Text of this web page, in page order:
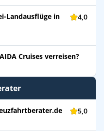
Landausflüge in
4,0
Cruises verreisen?
5,0